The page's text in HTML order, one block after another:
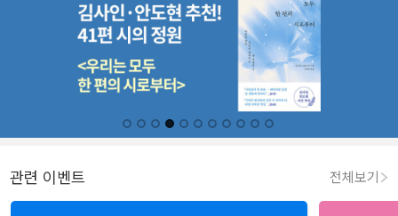
관련 이벤트 전체보기